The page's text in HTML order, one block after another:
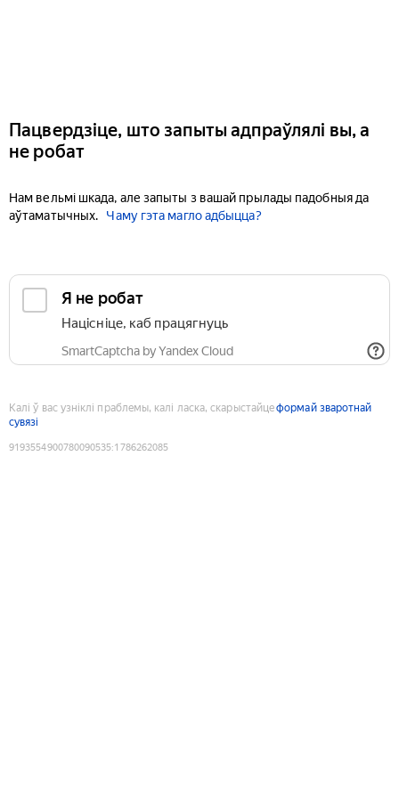
Пацвердзіце, што запыты адпраўлялі вы, а
не робат
Нам вельмі шкада, але запыты з вашай прылады падобныя да
аўтаматычных.
Чаму гэта магло адбыцца?
Я не робат
Націсніце, каб працягнуць
SmartCaptcha by Yandex Cloud
Калі ў вас узніклі праблемы, калі ласка, скарыстайцеформай зваротнай
сувязі
9193554900780090535:1786262085